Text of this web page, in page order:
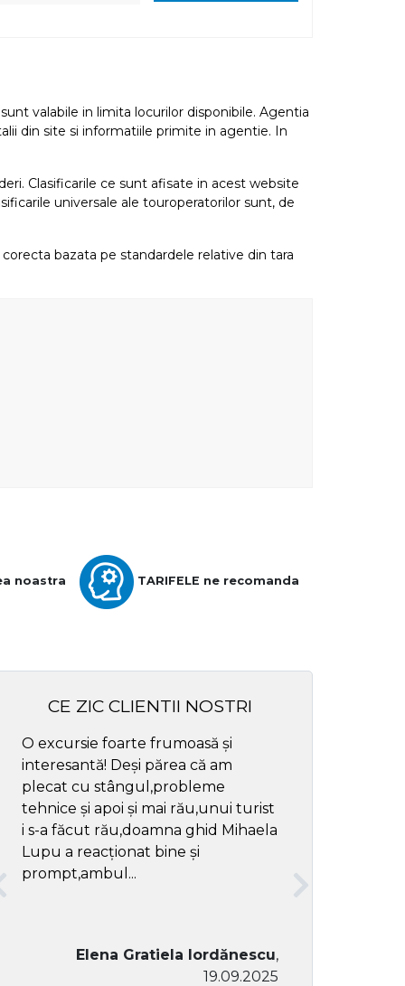
valabile in limita locurilor disponibile. Agentia
din site si informatiile primite in agentie. In
Clasificarile ce sunt afisate in acest website
universale ale touroperatorilor sunt, de
bazata pe standardele relative din tara
noastra TARIFELE ne recomanda
CE ZIC CLIENTII NOSTRI
O excursie foarte frumoasă și
interesantă! Deși părea că am
plecat cu stângul,probleme
tehnice și apoi și mai rău,unui turist
i s-a făcut rău,doamna ghid Mihaela
Lupu a reacționat bine și
prompt,ambul...
Elena Gratiela Iordănescu,
19.09.2025